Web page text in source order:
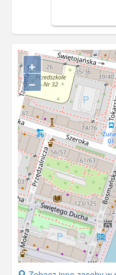
+
−